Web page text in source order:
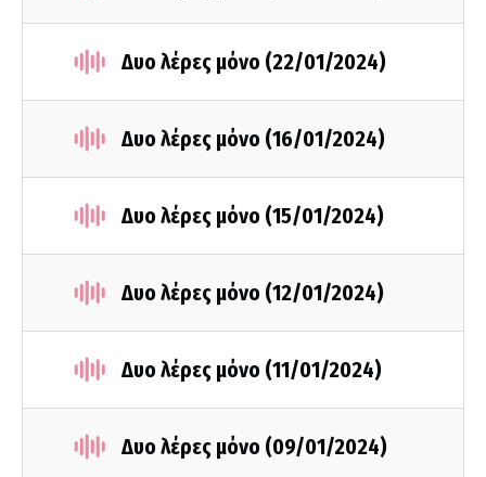
Δυο λέρες μόνο (22/01/2024)
Δυο λέρες μόνο (16/01/2024)
Δυο λέρες μόνο (15/01/2024)
Δυο λέρες μόνο (12/01/2024)
Δυο λέρες μόνο (11/01/2024)
Δυο λέρες μόνο (09/01/2024)